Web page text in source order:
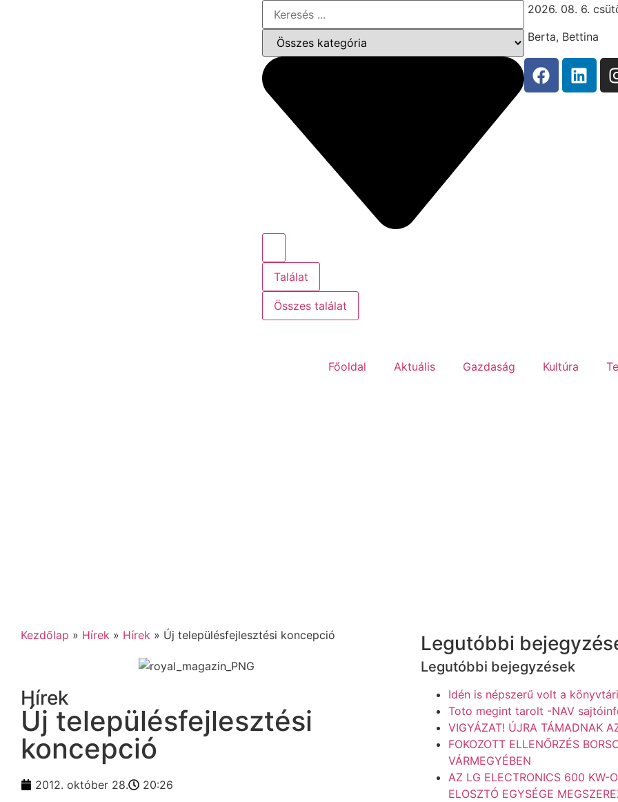
Találat
Összes találat
2026. 08. 6.
Berta, Bettina
Főoldal Aktuális Gazdaság Kultúra
Kezdőlap » Hírek » Hírek » Új településfejlesztési koncepció
Hírek
Új településfejlesztési
koncepció
2012. október 28. 20:26
Legutóbbi
Legutóbbi bejegyzések
Idén is népszerű volt a
Toto megint tarolt -NAV
VIGYÁZAT! ÚJRA TÁMADNAK
FOKOZOTT ELLENŐRZÉS
VÁRMEGYÉBEN
AZ LG ELECTRONICS 600 KW-
ELOSZTÓ EGYSÉGE